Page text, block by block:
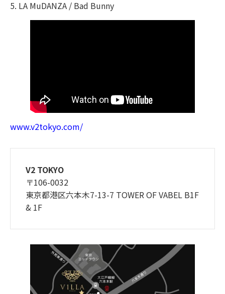
5. LA MuDANZA / Bad Bunny
www.v2tokyo.com/
V2 TOKYO
〒106-0032
東京都港区六本木7-13-7 TOWER OF VABEL B1F
& 1F